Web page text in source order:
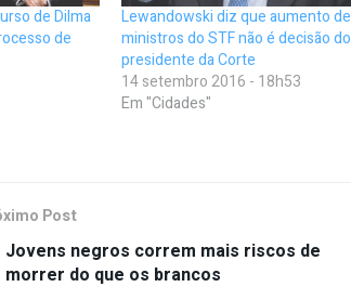
de Dilma
de
Lewandowski diz que aumento de
ministros do STF não é decisão do
presidente da Corte
14 setembro 2016 - 18h53
Em "Cidades"
Post
Jovens negros correm mais riscos de
morrer do que os brancos